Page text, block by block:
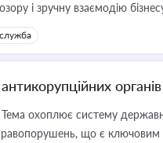
і зручну взаємодію
антикорупційних
Тема охоплює систему
що є ключовим